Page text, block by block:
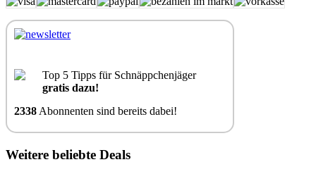
Top 5 Tipps für Schnäppchenjäger
gratis dazu!
2338 Abonnenten sind bereits dabei!
Weitere beliebte Deals